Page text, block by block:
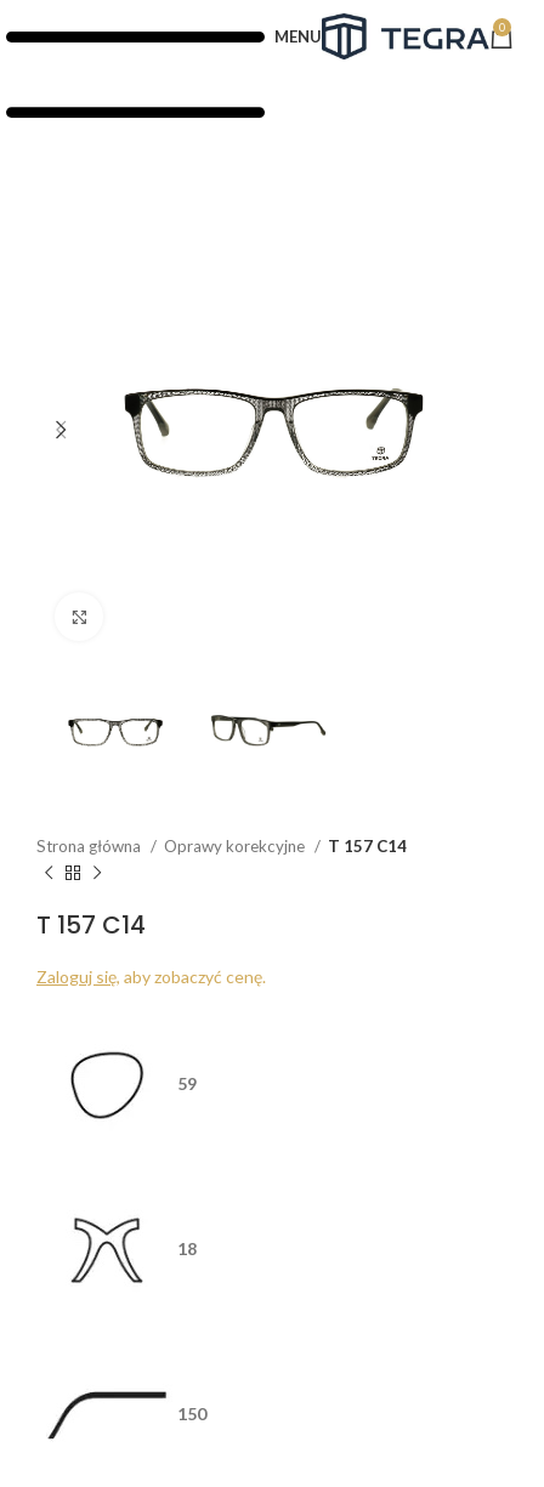
MENU 0
Strona główna Oprawy korekcyjne T 157 C14
T 157 C14
Zaloguj się, aby zobaczyć cenę.
59
18
150